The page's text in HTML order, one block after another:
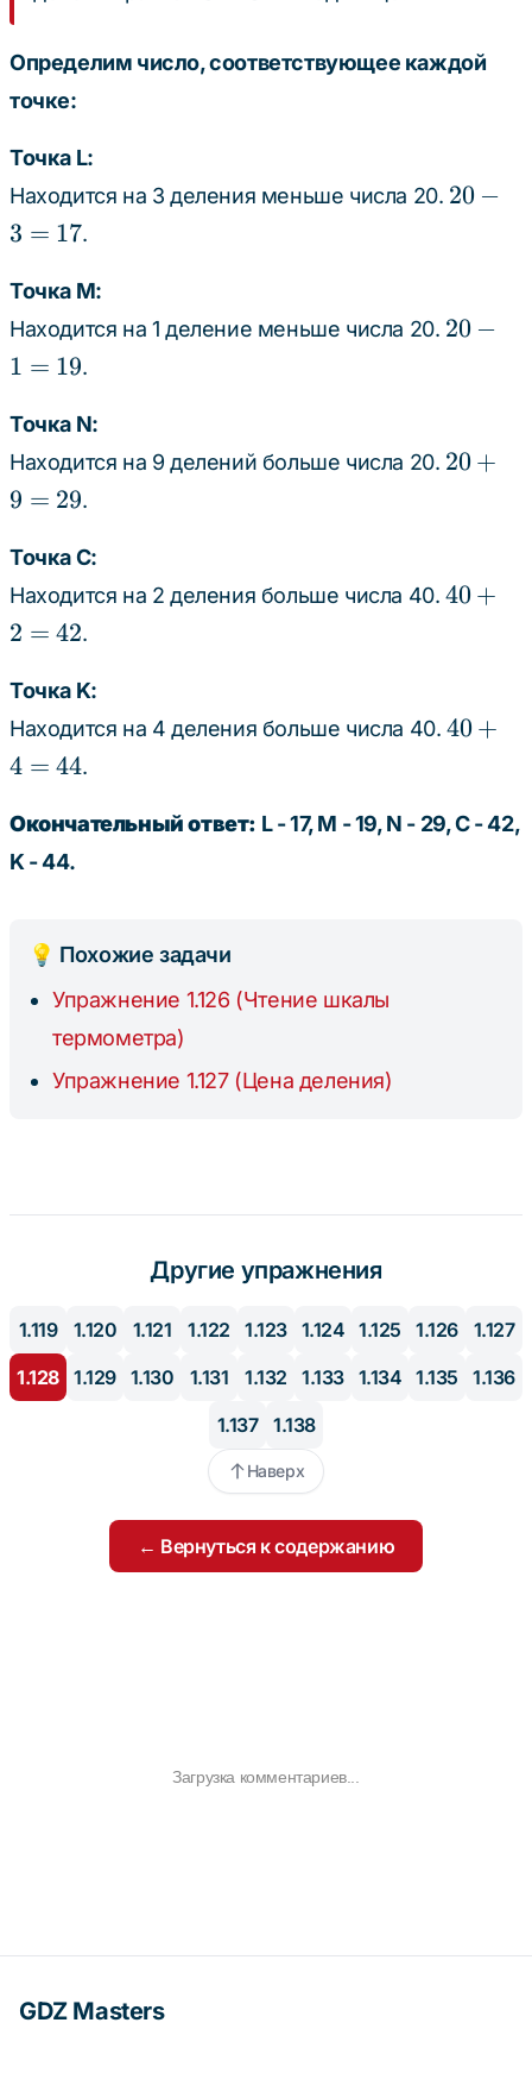
=
Определим число, соответствующее каждой
точке:
Точка L:
Находится на 3 деления меньше числа 20. 20
17
20 −
3 = 17.
Точка M:
Находится на 1 деление меньше числа 20. 20
19
20 −
1 = 19.
Точка N:
Находится на 9 делений больше числа 20. 20
29
20 +
9 = 29.
Точка C:
Находится на 2 деления больше числа 40. 40
42
40 +
2 = 42.
Точка K:
Находится на 4 деления больше числа 40. 40
=
40 +
4 = 44.
Окончательный ответ: L - 17, M - 19, N - 29, C - 42,
K - 44.
💡 Похожие задачи
Упражнение 1.126 (Чтение шкалы
термометра)
Упражнение 1.127 (Цена деления)
Другие упражнения
1.119 1.120 1.121 1.122 1.123 1.124 1.125 1.126
1.127
1.128 1.129 1.130 1.131 1.132 1.133 1.134 1.135
1.136
1.137
1.138
Наверх
← Вернуться к содержанию
Загрузка комментариев...
GDZ Masters